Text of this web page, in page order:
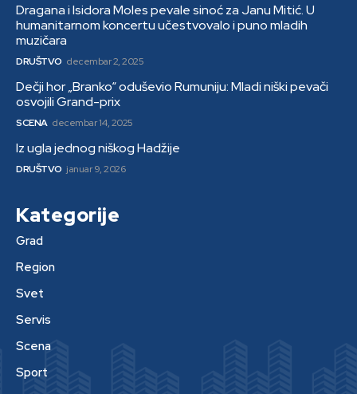
Dragana i Isidora Moles pevale sinoć za Janu Mitić. U
humanitarnom koncertu učestvovalo i puno mladih
muzičara
DRUŠTVO decembar 2, 2025
Dečji hor „Branko“ oduševio Rumuniju: Mladi niški pevači
osvojili Grand-prix
SCENA decembar 14, 2025
Iz ugla jednog niškog Hadžije
DRUŠTVO januar 9, 2026
Kategorije
Grad
Region
Svet
Servis
Scena
Sport